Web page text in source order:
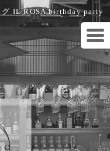
IL ROSA birthday party